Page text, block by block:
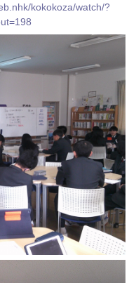
kokokoza/watch/?